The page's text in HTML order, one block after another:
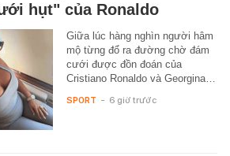
hụt" của Ronaldo
Giữa lúc hàng nghìn người hâm
mộ từng đổ ra đường chờ đám
cưới được đồn đoán của
Cristiano Ronaldo và Georgina…
SPORT - 6 giờ trước